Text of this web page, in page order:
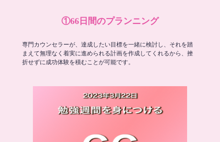
①66日間のプランニング
専門カウンセラーが、達成したい目標を一緒に検討し、それを踏
まえて無理なく着実に進められる計画を作成してくれるから、挫
折せずに成功体験を積むことが可能です。